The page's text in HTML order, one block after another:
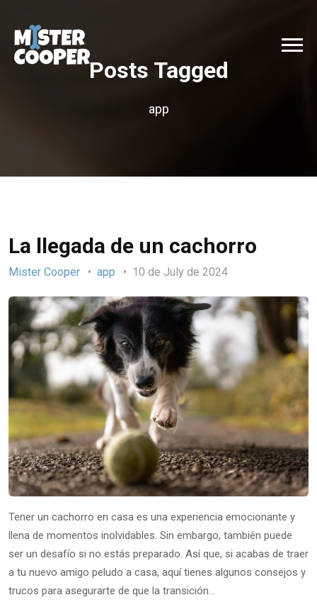
Posts Tagged
app
La llegada de un cachorro
Mister Cooper app 10 de July de 2024
Tener un cachorro en casa es una experiencia emocionante y
llena de momentos inolvidables. Sin embargo, también puede
ser un desafío si no estás preparado. Así que, si acabas de traer
a tu nuevo amigo peludo a casa, aquí tienes algunos consejos y
trucos para asegurarte de que la transición…